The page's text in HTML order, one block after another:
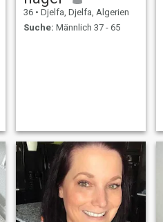
36 • Djelfa, Djelfa, Algerien
Suche: Männlich 37 - 65